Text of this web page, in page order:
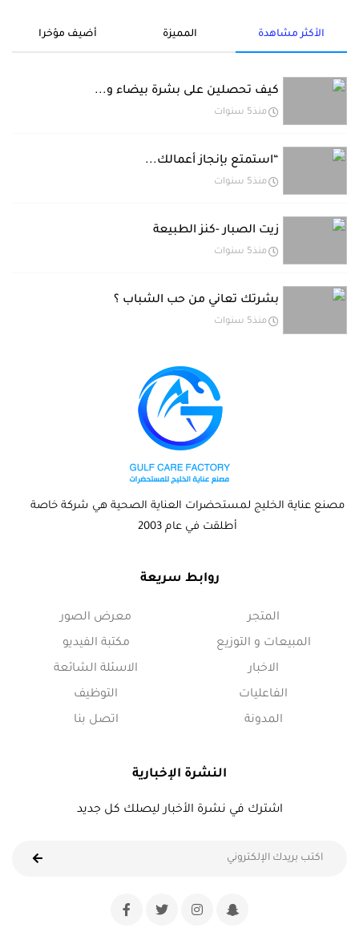
الأكثر مشاهدة المميزة أضيف مؤخرا
كيف تحصلين على بشرة بيضاء و...
منذ5 سنوات
“استمتع بإنجاز أعمالك...
منذ5 سنوات
زيت الصبار -كنز الطبيعة
منذ5 سنوات
بشرتك تعاني من حب الشباب ؟
منذ5 سنوات
مصنع عناية الخليج لمستحضرات العناية الصحية هي شركة خاصة
أطلقت في عام 2003
روابط سريعة
المتجر
المبيعات و التوزيع
الاخبار
الفاعليات
المدونة
معرض الصور
مكتبة الفيديو
الاسئلة الشائعة
التوظيف
اتصل بنا
النشرة الإخبارية
اشترك في نشرة الأخبار ليصلك كل جديد